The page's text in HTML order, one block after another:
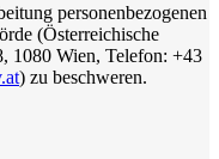
personenbezogenen
(Österreichische
1080 Wien, Telefon: +43
) zu beschweren.